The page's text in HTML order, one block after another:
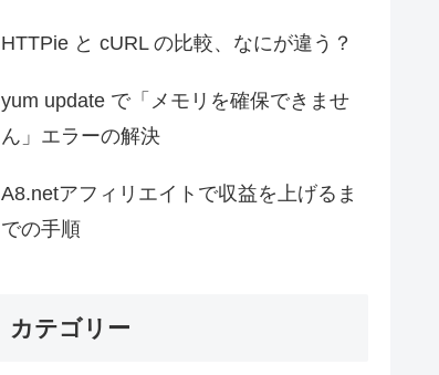
HTTPie と cURL の比較、なにが違う？
yum update で「メモリを確保できませ
ん」エラーの解決
A8.netアフィリエイトで収益を上げるま
での手順
カテゴリー